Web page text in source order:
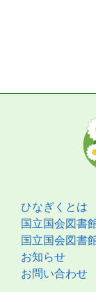
ひなぎくとは
国立国会図書
国立国会図書
お知らせ
お問い合わせ